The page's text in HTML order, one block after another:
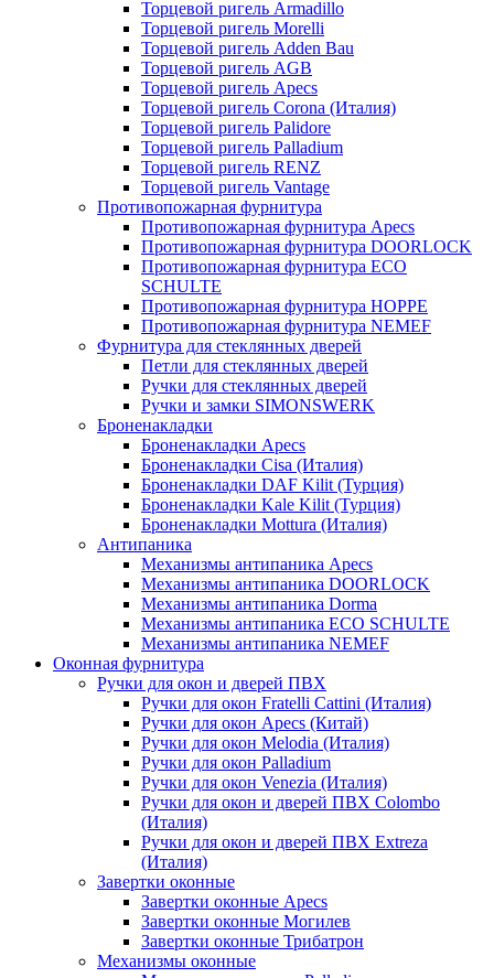
Торцевой ригель Armadillo
Торцевой ригель Morelli
Торцевой ригель Adden Bau
Торцевой ригель AGB
Торцевой ригель Apecs
Торцевой ригель Corona (Италия)
Торцевой ригель Palidore
Торцевой ригель Palladium
Торцевой ригель RENZ
Торцевой ригель Vantage
Противопожарная фурнитура
Противопожарная фурнитура Apecs
Противопожарная фурнитура DOORLOCK
Противопожарная фурнитура ECO
SCHULTE
Противопожарная фурнитура HOPPE
Противопожарная фурнитура NEMEF
Фурнитура для стеклянных дверей
Петли для стеклянных дверей
Ручки для стеклянных дверей
Ручки и замки SIMONSWERK
Броненакладки
Броненакладки Apecs
Броненакладки Cisa (Италия)
Броненакладки DAF Kilit (Турция)
Броненакладки Kale Kilit (Турция)
Броненакладки Mottura (Италия)
Антипаника
Механизмы антипаника Apecs
Механизмы антипаника DOORLOCK
Механизмы антипаника Dorma
Механизмы антипаника ECO SCHULTE
Механизмы антипаника NEMEF
Оконная фурнитура
Ручки для окон и дверей ПВХ
Ручки для окон Fratelli Cattini (Италия)
Ручки для окон Apecs (Китай)
Ручки для окон Melodia (Италия)
Ручки для окон Palladium
Ручки для окон Venezia (Италия)
Ручки для окон и дверей ПВХ Colombo
(Италия)
Ручки для окон и дверей ПВХ Extreza
(Италия)
Завертки оконные
Завертки оконные Apecs
Завертки оконные Могилев
Завертки оконные Трибатрон
Механизмы оконные